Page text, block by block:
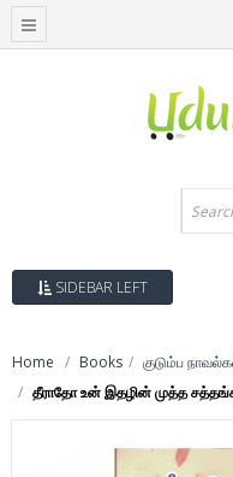
SIDEBAR LEFT
Home Books
குடும்ப
தீராதோ உன் இதழின் முத்த